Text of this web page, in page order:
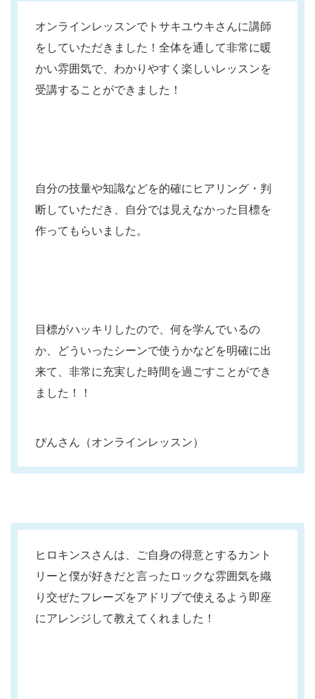
オンラインレッスンでトサキユウキさんに講師
をしていただきました！全体を通して非常に暖
かい雰囲気で、わかりやすく楽しいレッスンを
受講することができました！
自分の技量や知識などを的確にヒアリング・判
断していただき、自分では見えなかった目標を
作ってもらいました。
目標がハッキリしたので、何を学んでいるの
か、どういったシーンで使うかなどを明確に出
来て、非常に充実した時間を過ごすことができ
ました！！
ぴんさん（オンラインレッスン）
ヒロキンスさんは、ご自身の得意とするカント
リーと僕が好きだと言ったロックな雰囲気を織
り交ぜたフレーズをアドリブで使えるよう即座
にアレンジして教えてくれました！